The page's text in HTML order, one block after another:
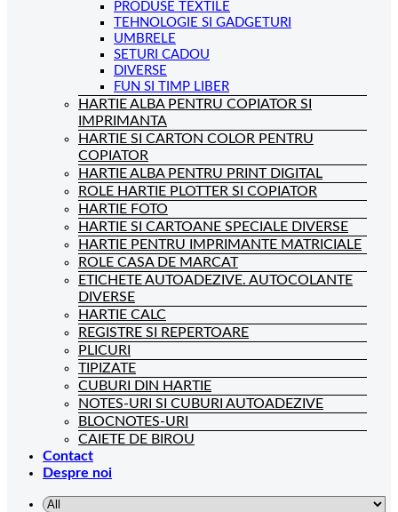
PRODUSE TEXTILE
TEHNOLOGIE SI GADGETURI
UMBRELE
SETURI CADOU
DIVERSE
FUN SI TIMP LIBER
HARTIE ALBA PENTRU COPIATOR SI
IMPRIMANTA
HARTIE SI CARTON COLOR PENTRU
COPIATOR
HARTIE ALBA PENTRU PRINT DIGITAL
ROLE HARTIE PLOTTER SI COPIATOR
HARTIE FOTO
HARTIE SI CARTOANE SPECIALE DIVERSE
HARTIE PENTRU IMPRIMANTE MATRICIALE
ROLE CASA DE MARCAT
ETICHETE AUTOADEZIVE. AUTOCOLANTE
DIVERSE
HARTIE CALC
REGISTRE SI REPERTOARE
PLICURI
TIPIZATE
CUBURI DIN HARTIE
NOTES-URI SI CUBURI AUTOADEZIVE
BLOCNOTES-URI
CAIETE DE BIROU
Contact
Despre noi